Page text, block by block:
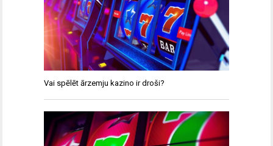
Vai spēlēt ārzemju kazino ir droši?